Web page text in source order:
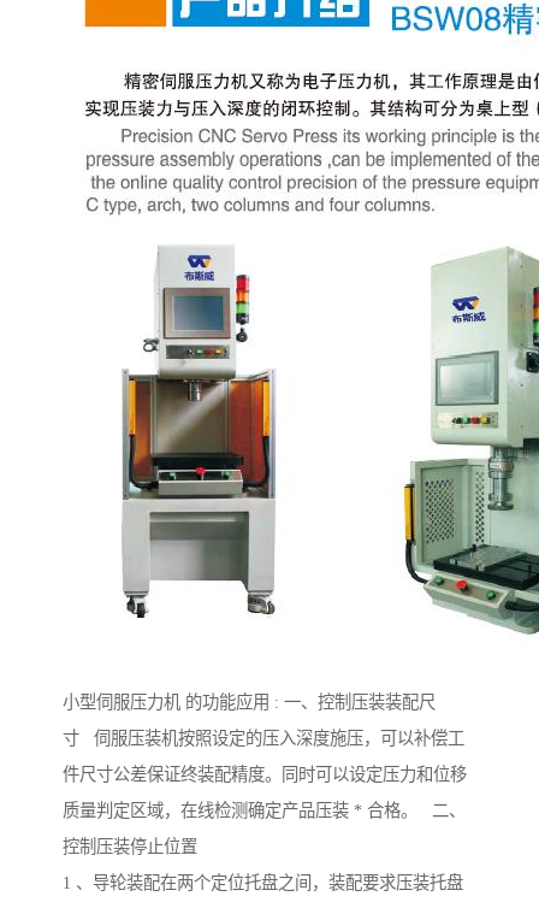
小型伺服压力机 的功能应用 : 一、控制压装装配尺
寸 伺服压装机按照设定的压入深度施压，可以补偿工
件尺寸公差保证终装配精度。同时可以设定压力和位移
质量判定区域，在线检测确定产品压装 * 合格。 二、
控制压装停止位置
1 、导轮装配在两个定位托盘之间，装配要求压装托盘